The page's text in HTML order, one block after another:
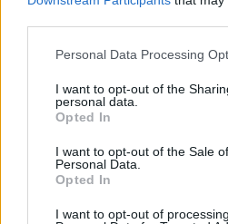
Please note that this website/app
not limited to your visit or usage
grant or deny consent to Google
use your data for below specified
consent section.
Personal Data Processing
I want to opt-out of the
personal data.
Opted In
I want to opt-out of the Sale
Personal Data.
Opted In
I want to opt-out of
περίπατο. Κάποιοι θα
αυτή την εξέλιξη, καθώς
με την ομάδα που έχουν
αριθμητική υπεροχή στις
φτάσουν τουλάχιστον μέχρι
Καφετζής για να
κόκκινη ομάδα; Αυτό ακόμα
Αργότερα θα επανέλθουμε
spoiler
τόσο για τους